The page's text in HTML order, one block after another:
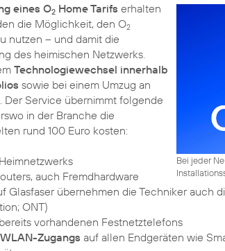
Bei jeder
eines O2 Home Tarifs erhalten
die Möglichkeit, den O2
nutzen – und damit die
des heimischen Netzwerks.
Technologiewechsel innerhalb
sowie bei einem Umzug an
Der Service übernimmt folgende
in der Branche die
rund 100 Euro kosten:
auch Fremdhardware
Glasfaser übernehmen die Techniker auch
ONT)
vorhandenen Festnetztelefons
Zugangs auf allen Endgeräten wie